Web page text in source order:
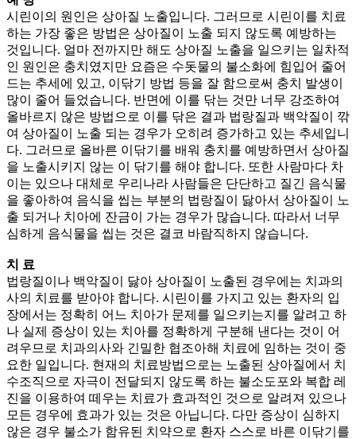
시린이의 원인은 상아질 노출입니다. 그러므로 시린이를 치료
하는 가장 좋은 방법은 상아질이 노출 되지 않도록 예방하는
것입니다. 얼마 전까지만 해도 상아질 노출을 일으키는 일차적
인 원인은 충치였지만 요즘은 수돗물의 불소화에 힘입어 줄어
드는 추세에 있고, 이닦기 방법 등을 잘 함으로써 충치 발생이
많이 줄어 들었습니다. 반면에 이를 닦는 것만 너무 강조하여
올바르지 않은 방법으로 이를 닦은 결과 법랑질과 백악질이 깎
여 상아질이 노출 되는 경우가 오히려 증가하고 있는 추세입니
다. 그러므로 올바른 이닦기를 배워 충치를 예방하면서 상아질
을 노출시키지 않는 이 닦기를 해야 합니다. 또한 사람마다 차
이는 있으나 대체로 우리나라 사람들은 단단하고 질긴 음식물
을 좋아하여 음식을 씹는 부분의 법랑질이 닳아서 상아질이 노
출 되거나 치아에 잔금이 가는 경우가 많습니다. 따라서 너무
심하게 음식물을 씹는 것은 결코 바람직하지 않습니다.
치 료
법랑질이나 백악질이 닳아 상아질이 노출된 경우에는 치과의
사의 치료를 받아야 합니다. 시린이를 가지고 있는 환자의 입
장에서는 정확히 어느 치아가 문제를 일으키는지를 알려고 하
나 실제 증상이 있는 치아를 정확하게 구분해 낸다는 것이 어
려우므로 치과의사와 긴밀한 협조아해 치료에 임하는 것이 중
요한 일입니다. 현재의 치료방법으로는 노출된 상아질에서 치
수조직으로 자극이 전달되지 않도록 하는 불소도포와 복합 레
진을 이용하여 떼우는 치료가 효과적인 것으로 알려져 있으나
모든 경우에 효과가 있는 것은 아닙니다. 다만 증상이 심하지
않은 경우 불소가 함유된 치약으로 환자 스스로 바른 이닦기를